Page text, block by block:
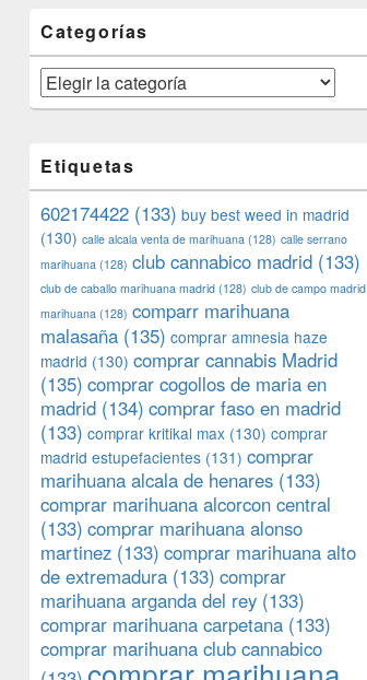
Categorías
Categorías
Etiquetas
602174422 (133) buy best weed in madrid
(130) calle alcala venta de marihuana (128) calle serrano
marihuana (128) club cannabico madrid (133)
club de caballo marihuana madrid (128) club de campo madrid
marihuana (128) comparr marihuana
malasaña (135) comprar amnesia haze
madrid (130) comprar cannabis Madrid
(135) comprar cogollos de maria en
madrid (134) comprar faso en madrid
(133) comprar kritikal max (130) comprar
madrid estupefacientes (131) comprar
marihuana alcala de henares (133)
comprar marihuana alcorcon central
(133) comprar marihuana alonso
martinez (133) comprar marihuana alto
de extremadura (133) comprar
marihuana arganda del rey (133)
comprar marihuana carpetana (133)
comprar marihuana club cannabico